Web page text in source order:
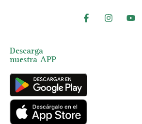
Descarga
nuestra APP